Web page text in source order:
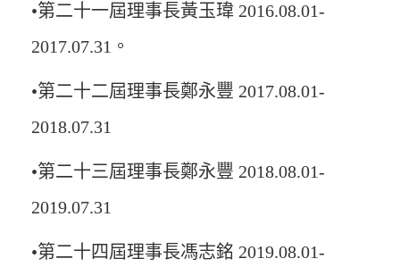
•第二十一屆理事長黃玉瑋 2016.08.01-
2017.07.31。
•第二十二屆理事長鄭永豐 2017.08.01-
2018.07.31
•第二十三屆理事長鄭永豐 2018.08.01-
2019.07.31
•第二十四屆理事長馮志銘 2019.08.01-